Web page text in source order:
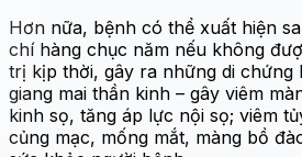
Hơn nữa, bệnh có thể xuất hiện
chí hàng chục năm nếu không
trị kịp thời, gây ra những di chứng
giang mai thần kinh – gây viêm
kinh sọ, tăng áp lực nội sọ; viêm
củng mạc, mống mắt, màng bồ